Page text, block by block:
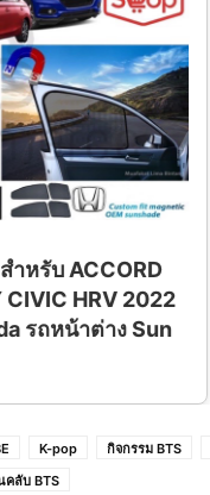
K-pop กิจกรรม BTS
คลับ BTS